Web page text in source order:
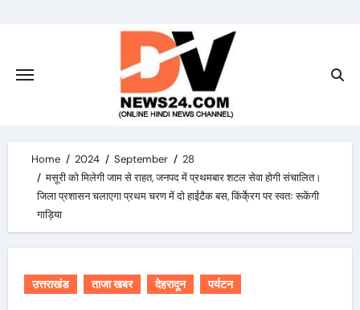
Home 2024 September
28
मसूरी को मिलेगी जाम से राहत, जनपद में प्रथमबार शटल सेवा होगी संचालित।
जिला प्रशासन चलाएगा प्रथम चरण में दो हाईटैक बस, किंर्के्रग पर स्वतः रूकेंगी
गाड़िया
उत्तराखंड ताजा खबर देहरादून पर्यटन